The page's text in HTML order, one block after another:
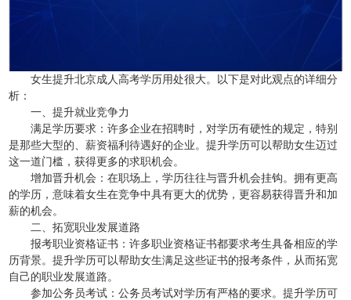
女生提升北京成人高考学历用处很大。以下是对此观点的详细分
析：
一、提升就业竞争力
满足学历要求：许多企业在招聘时，对学历有硬性的规定，特别
是那些大型的、薪资福利待遇好的企业。提升学历可以帮助女生迈过
这一道门槛，获得更多的求职机会。
增加晋升机会：在职场上，学历往往与晋升机会挂钩。拥有更高
的学历，意味着女生在竞争中具有更大的优势，更容易获得晋升和加
薪的机会。
二、拓宽职业发展道路
报考职业资格证书：许多职业资格证书都要求考生具备相应的学
历背景。提升学历可以帮助女生满足这些证书的报考条件，从而拓宽
自己的职业发展道路。
参加公务员考试：公务员考试对学历有严格的要求。提升学历可